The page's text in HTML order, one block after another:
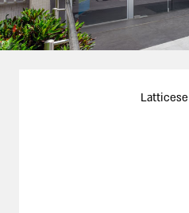
Latticese